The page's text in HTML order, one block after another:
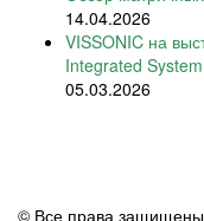
14.04.2026
VISSONIC на
Integrated
05.03.2026
© Все права